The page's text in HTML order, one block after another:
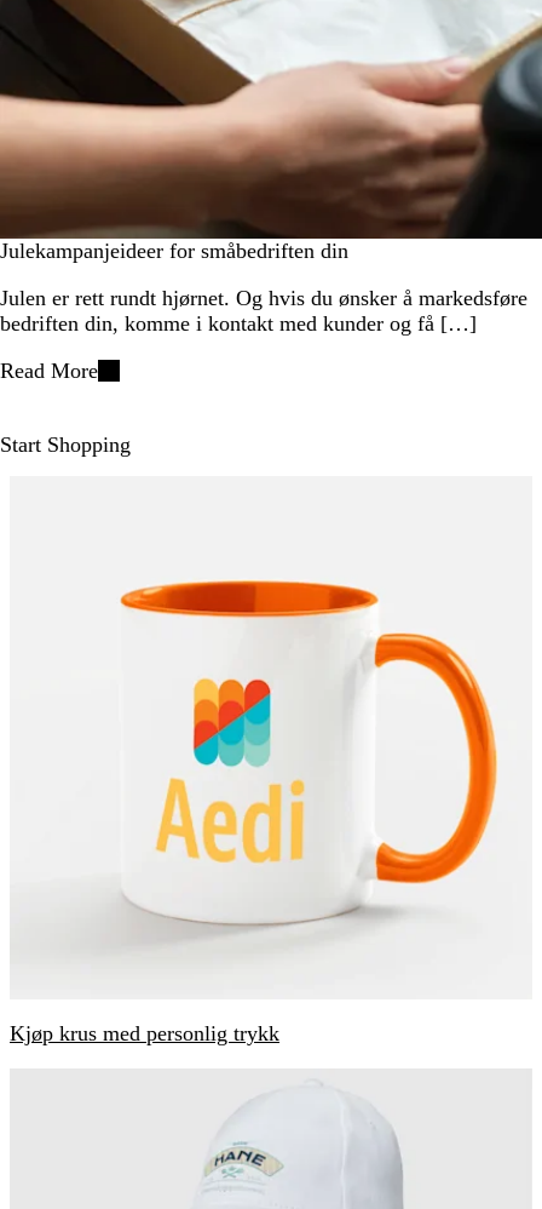
Julekampanjeideer for småbedriften din
Julen er rett rundt hjørnet. Og hvis du ønsker å markedsføre
bedriften din, komme i kontakt med kunder og få […]
Read More
Start Shopping
Kjøp krus med personlig trykk